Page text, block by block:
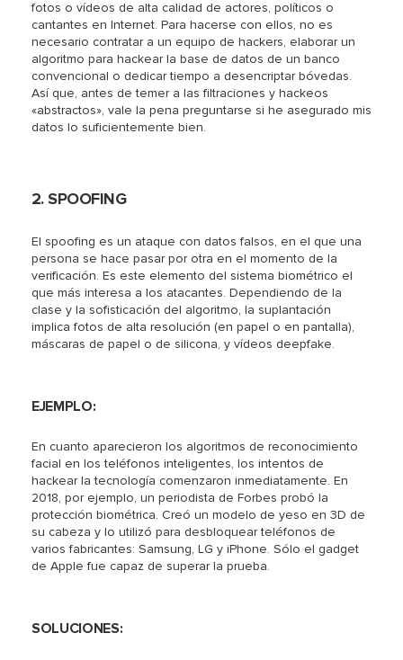
fotos o vídeos de alta calidad de actores, políticos o
cantantes en Internet. Para hacerse con ellos, no es
necesario contratar a un equipo de hackers, elaborar un
algoritmo para hackear la base de datos de un banco
convencional o dedicar tiempo a desencriptar bóvedas.
Así que, antes de temer a las filtraciones y hackeos
«abstractos», vale la pena preguntarse si he asegurado mis
datos lo suficientemente bien.
2. SPOOFING
El spoofing es un ataque con datos falsos, en el que una
persona se hace pasar por otra en el momento de la
verificación. Es este elemento del sistema biométrico el
que más interesa a los atacantes. Dependiendo de la
clase y la sofisticación del algoritmo, la suplantación
implica fotos de alta resolución (en papel o en pantalla),
máscaras de papel o de silicona, y vídeos deepfake.
EJEMPLO:
En cuanto aparecieron los algoritmos de reconocimiento
facial en los teléfonos inteligentes, los intentos de
hackear la tecnología comenzaron inmediatamente. En
2018, por ejemplo, un periodista de Forbes probó la
protección biométrica. Creó un modelo de yeso en 3D de
su cabeza y lo utilizó para desbloquear teléfonos de
varios fabricantes: Samsung, LG y iPhone. Sólo el gadget
de Apple fue capaz de superar la prueba.
SOLUCIONES: